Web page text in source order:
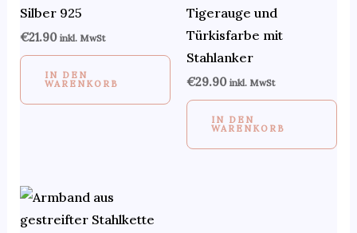
Silber 925
€21.90 inkl. MwSt
IN DEN
WARENKORB
Tigerauge und
Türkisfarbe mit
Stahlanker
€29.90 inkl. MwSt
IN DEN
WARENKORB